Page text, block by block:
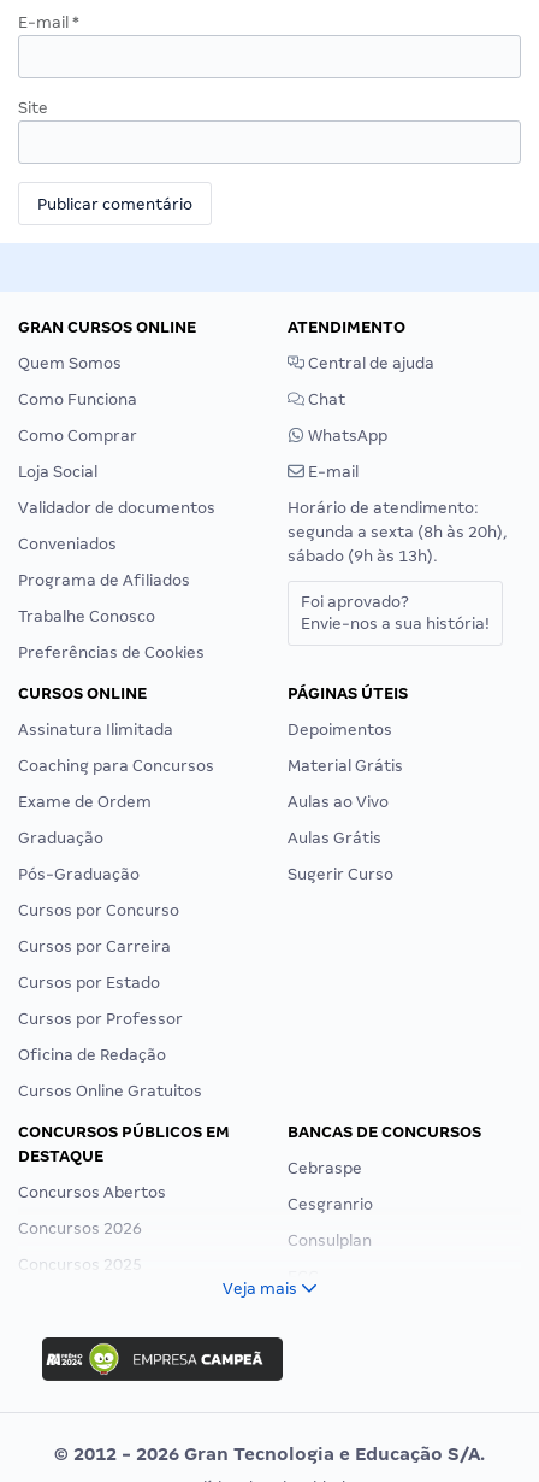
E-mail *
Site
GRAN CURSOS ONLINE
Quem Somos
Como Funciona
Como Comprar
Loja Social
Validador de documentos
Conveniados
Programa de Afiliados
Trabalhe Conosco
Preferências de Cookies
ATENDIMENTO
Central de ajuda
Chat
WhatsApp
E-mail
Horário de atendimento:
segunda a sexta (8h às 20h),
sábado (9h às 13h).
Foi aprovado?
Envie-nos a sua história!
CURSOS ONLINE
Assinatura Ilimitada
Coaching para Concursos
Exame de Ordem
Graduação
Pós-Graduação
Cursos por Concurso
Cursos por Carreira
Cursos por Estado
Cursos por Professor
Oficina de Redação
Cursos Online Gratuitos
PÁGINAS ÚTEIS
Depoimentos
Material Grátis
Aulas ao Vivo
Aulas Grátis
Sugerir Curso
CONCURSOS PÚBLICOS EM
DESTAQUE
Concursos Abertos
Concursos 2026
Concursos 2025
Concurso Ibama
Concurso MPU
Editais publicados
BANCAS DE CONCURSOS
Cebraspe
Cesgranrio
Consulplan
Vunesp
Veja mais
© 2012 - 2026 Gran Tecnologia e Educação S/A.